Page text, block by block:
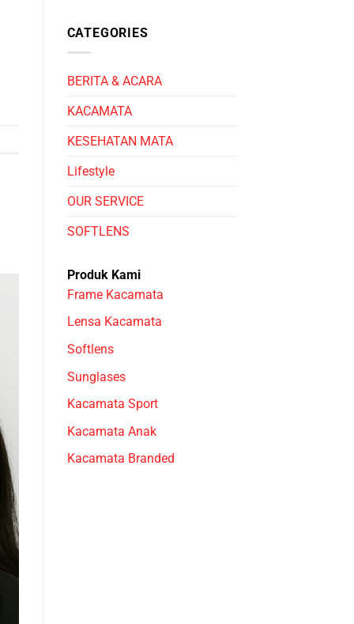
CATEGORIES
BERITA & ACARA
KACAMATA
KESEHATAN MATA
Lifestyle
OUR SERVICE
SOFTLENS
Produk Kami
Frame Kacamata
Lensa Kacamata
Softlens
Sunglases
Kacamata Sport
Kacamata Anak
Kacamata Branded